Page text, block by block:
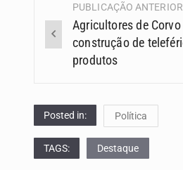
Navegação
(Posts)
PUBLICAÇÃO ANTERIOR
Agricultores de
construção de
produtos
Posted in: Política
TAGS: Destaque